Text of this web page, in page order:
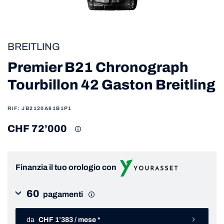
BREITLING
Premier B21 Chronograph
Tourbillon 42 Gaston Breitling
RIF: JB2120A61B1P1
CHF 72’000
Finanzia il tuo orologio con
60 pagamenti
da CHF 1’383 / mese *